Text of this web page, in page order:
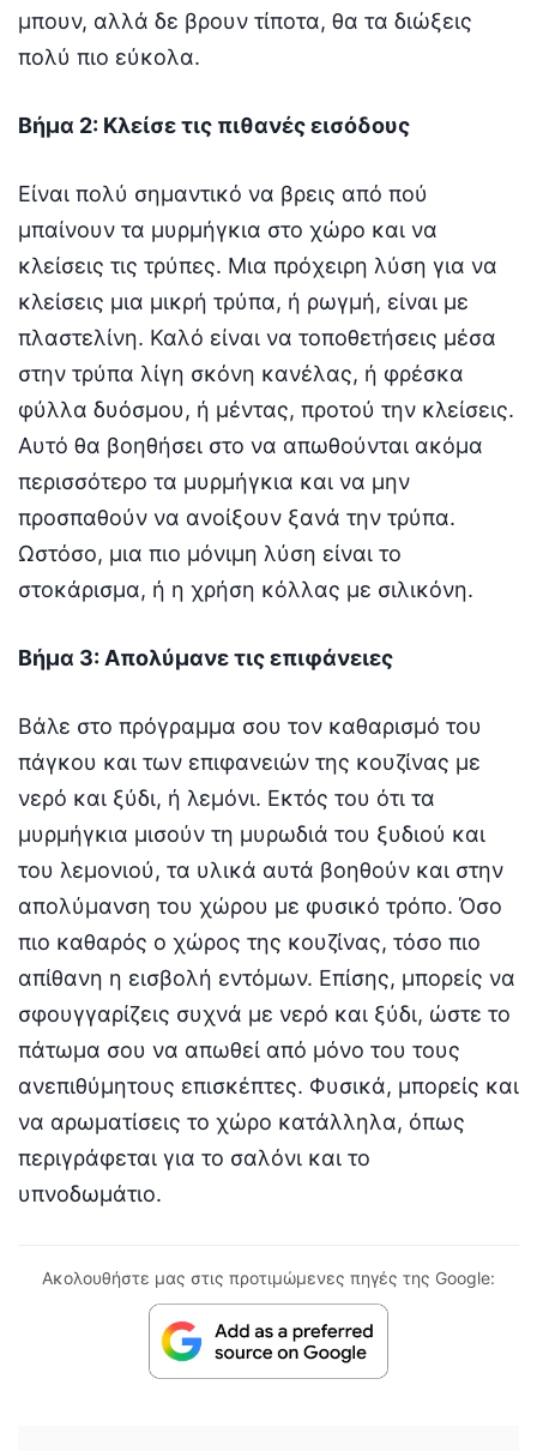
μπουν, αλλά δε βρουν τίποτα, θα τα διώξεις
πολύ πιο εύκολα.
Βήμα 2: Κλείσε τις πιθανές εισόδους
Είναι πολύ σημαντικό να βρεις από πού
μπαίνουν τα μυρμήγκια στο χώρο και να
κλείσεις τις τρύπες. Μια πρόχειρη λύση για να
κλείσεις μια μικρή τρύπα, ή ρωγμή, είναι με
πλαστελίνη. Καλό είναι να τοποθετήσεις μέσα
στην τρύπα λίγη σκόνη κανέλας, ή φρέσκα
φύλλα δυόσμου, ή μέντας, προτού την κλείσεις.
Αυτό θα βοηθήσει στο να απωθούνται ακόμα
περισσότερο τα μυρμήγκια και να μην
προσπαθούν να ανοίξουν ξανά την τρύπα.
Ωστόσο, μια πιο μόνιμη λύση είναι το
στοκάρισμα, ή η χρήση κόλλας με σιλικόνη.
Βήμα 3: Απολύμανε τις επιφάνειες
Βάλε στο πρόγραμμα σου τον καθαρισμό του
πάγκου και των επιφανειών της κουζίνας με
νερό και ξύδι, ή λεμόνι. Εκτός του ότι τα
μυρμήγκια μισούν τη μυρωδιά του ξυδιού και
του λεμονιού, τα υλικά αυτά βοηθούν και στην
απολύμανση του χώρου με φυσικό τρόπο. Όσο
πιο καθαρός ο χώρος της κουζίνας, τόσο πιο
απίθανη η εισβολή εντόμων. Επίσης, μπορείς να
σφουγγαρίζεις συχνά με νερό και ξύδι, ώστε το
πάτωμα σου να απωθεί από μόνο του τους
ανεπιθύμητους επισκέπτες. Φυσικά, μπορείς και
να αρωματίσεις το χώρο κατάλληλα, όπως
περιγράφεται για το σαλόνι και το
υπνοδωμάτιο.
Ακολουθήστε μας στις προτιμώμενες πηγές της Google: